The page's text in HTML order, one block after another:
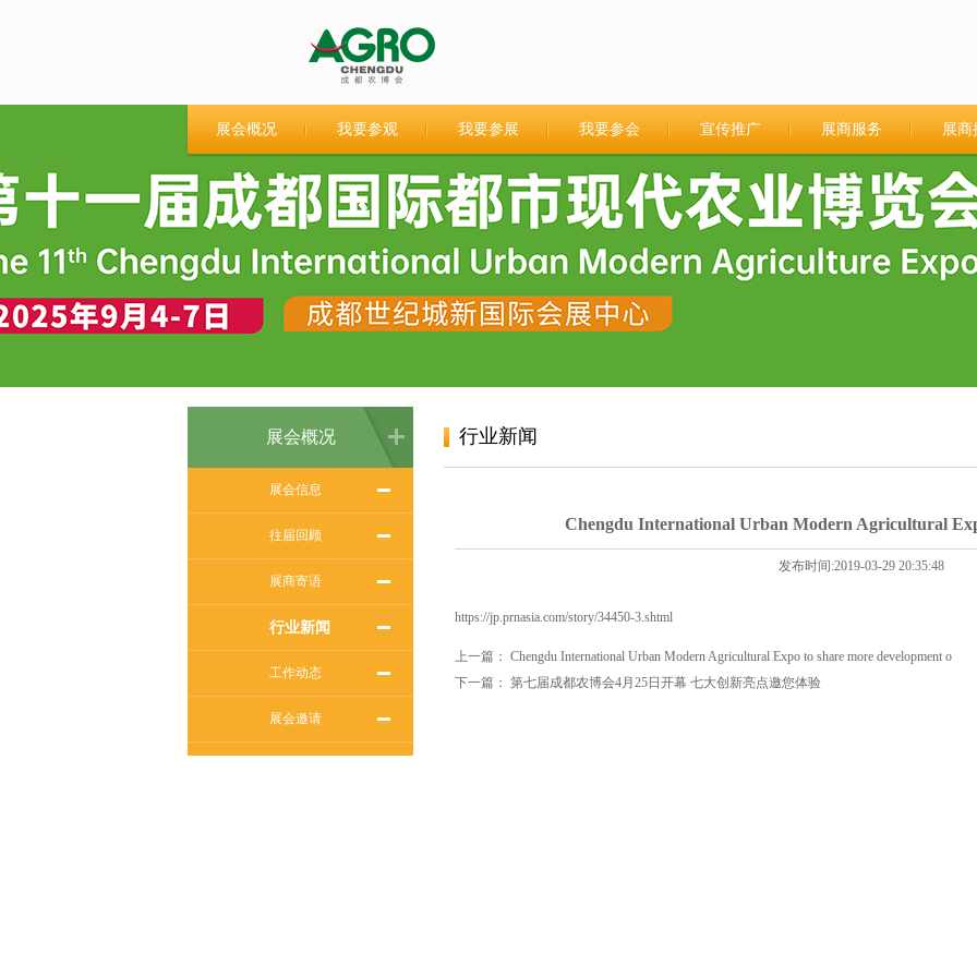
展会概况 我要参观 我要参展 我要参会 宣传推广 展商服务 展商
展会概况
展会信息
往届回顾
展商寄语
行业新闻
工作动态
展会邀请
行业新闻
Chengdu International Urban Modern Agricultural
发布时间:2019-03-29 20:35:48
https://jp.prnasia.com/story/34450-3.shtml
上一篇： Chengdu International Urban Modern Agricultural Expo to share more development o
下一篇： 第七届成都农博会4月25日开幕 七大创新亮点邀您体验